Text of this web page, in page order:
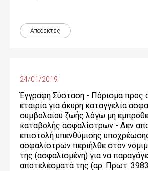
Αποδεκτές
24/01/2019
Έγγραφη Σύσταση - Πόρισμα προς
εταιρία για άκυρη καταγγελία
συμβολαίου ζωής λόγω μη
καταβολής ασφαλίστρων - Δεν
επιστολή υπενθύμισης
ασφαλίστρων περιήλθε στον
της (ασφαλισμένη) για να
αποτελέσματά της (αρ. Πρωτ.